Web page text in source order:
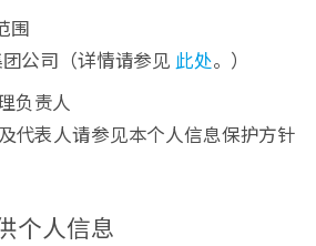
围
公司（详情请参见 此处。）
负责人
代表人请参见本个人信息保护方针
个人信息